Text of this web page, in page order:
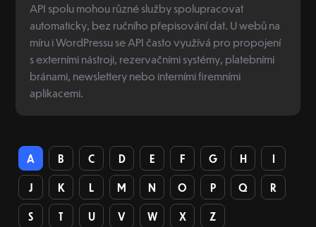
API spolu mohou různé služby spolupracovat
automaticky, bez ručního přepisování dat. U webů na
míru i WordPressu se API často využívá pro propojení
s externími nástroji, rezervačními systémy, platebními
bránami, newslettery nebo interními firemními
aplikacemi.
A B C D E F G H I
J K L M N O P Q R
S T U V W X Z